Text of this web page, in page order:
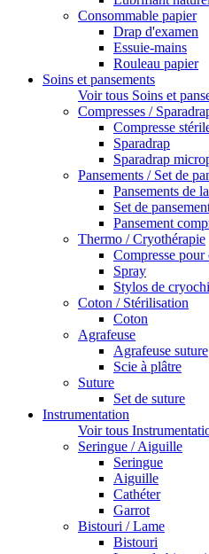
Consommable papier
Drap d'examen
Essuie-mains
Rouleau papier
Soins et pansements
Voir tous Soins et
Compresses /
Compresse
Sparadrap
Sparadrap
Pansements / Set de
Pansements de
Set de
Pansement
Thermo / Cryothérapie
Compresse
Spray
Stylos de
Coton / Stérilisation
Coton
Agrafeuse
Agrafeuse suture
Scie à plâtre
Suture
Set de suture
Instrumentation
Voir tous
Seringue / Aiguille
Seringue
Aiguille
Cathéter
Garrot
Bistouri / Lame
Bistouri